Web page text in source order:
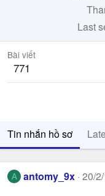
Last
Bài viết
771
Tin nhắn hồ sơ
A antomy_9x 20/